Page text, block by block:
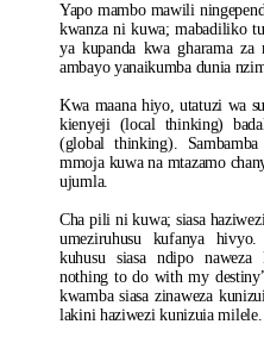
Yapo mambo mawili
kwanza ni kuwa; mabadiliko
ya kupanda kwa gharama
ambayo yanaikumba dunia
Kwa maana hiyo, utatuzi wa
kienyeji (local thinking)
(global thinking).
mmoja kuwa na mtazamo
ujumla.
Cha pili ni kuwa; siasa
umeziruhusu kufanya
kuhusu siasa ndipo naweza
nothing to do with my
kwamba siasa zinaweza
lakini haziwezi kunizuia milele.